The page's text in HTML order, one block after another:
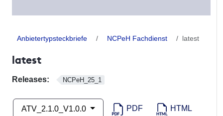
Anbietertypsteckbriefe NCPeH Fachdienst latest
latest
Releases: NCPeH_25_1
ATV_2.1.0_V1.0.0 PDF HTML